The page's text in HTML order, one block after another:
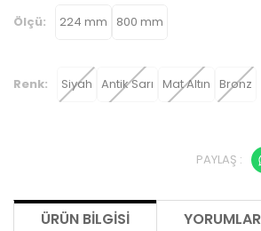
Ölçü: 224 mm 800 mm
Renk: Siyah Antik Sarı Mat Altın Bronz
PAYLAŞ :
ÜRÜN BILGISI YORUMLAR